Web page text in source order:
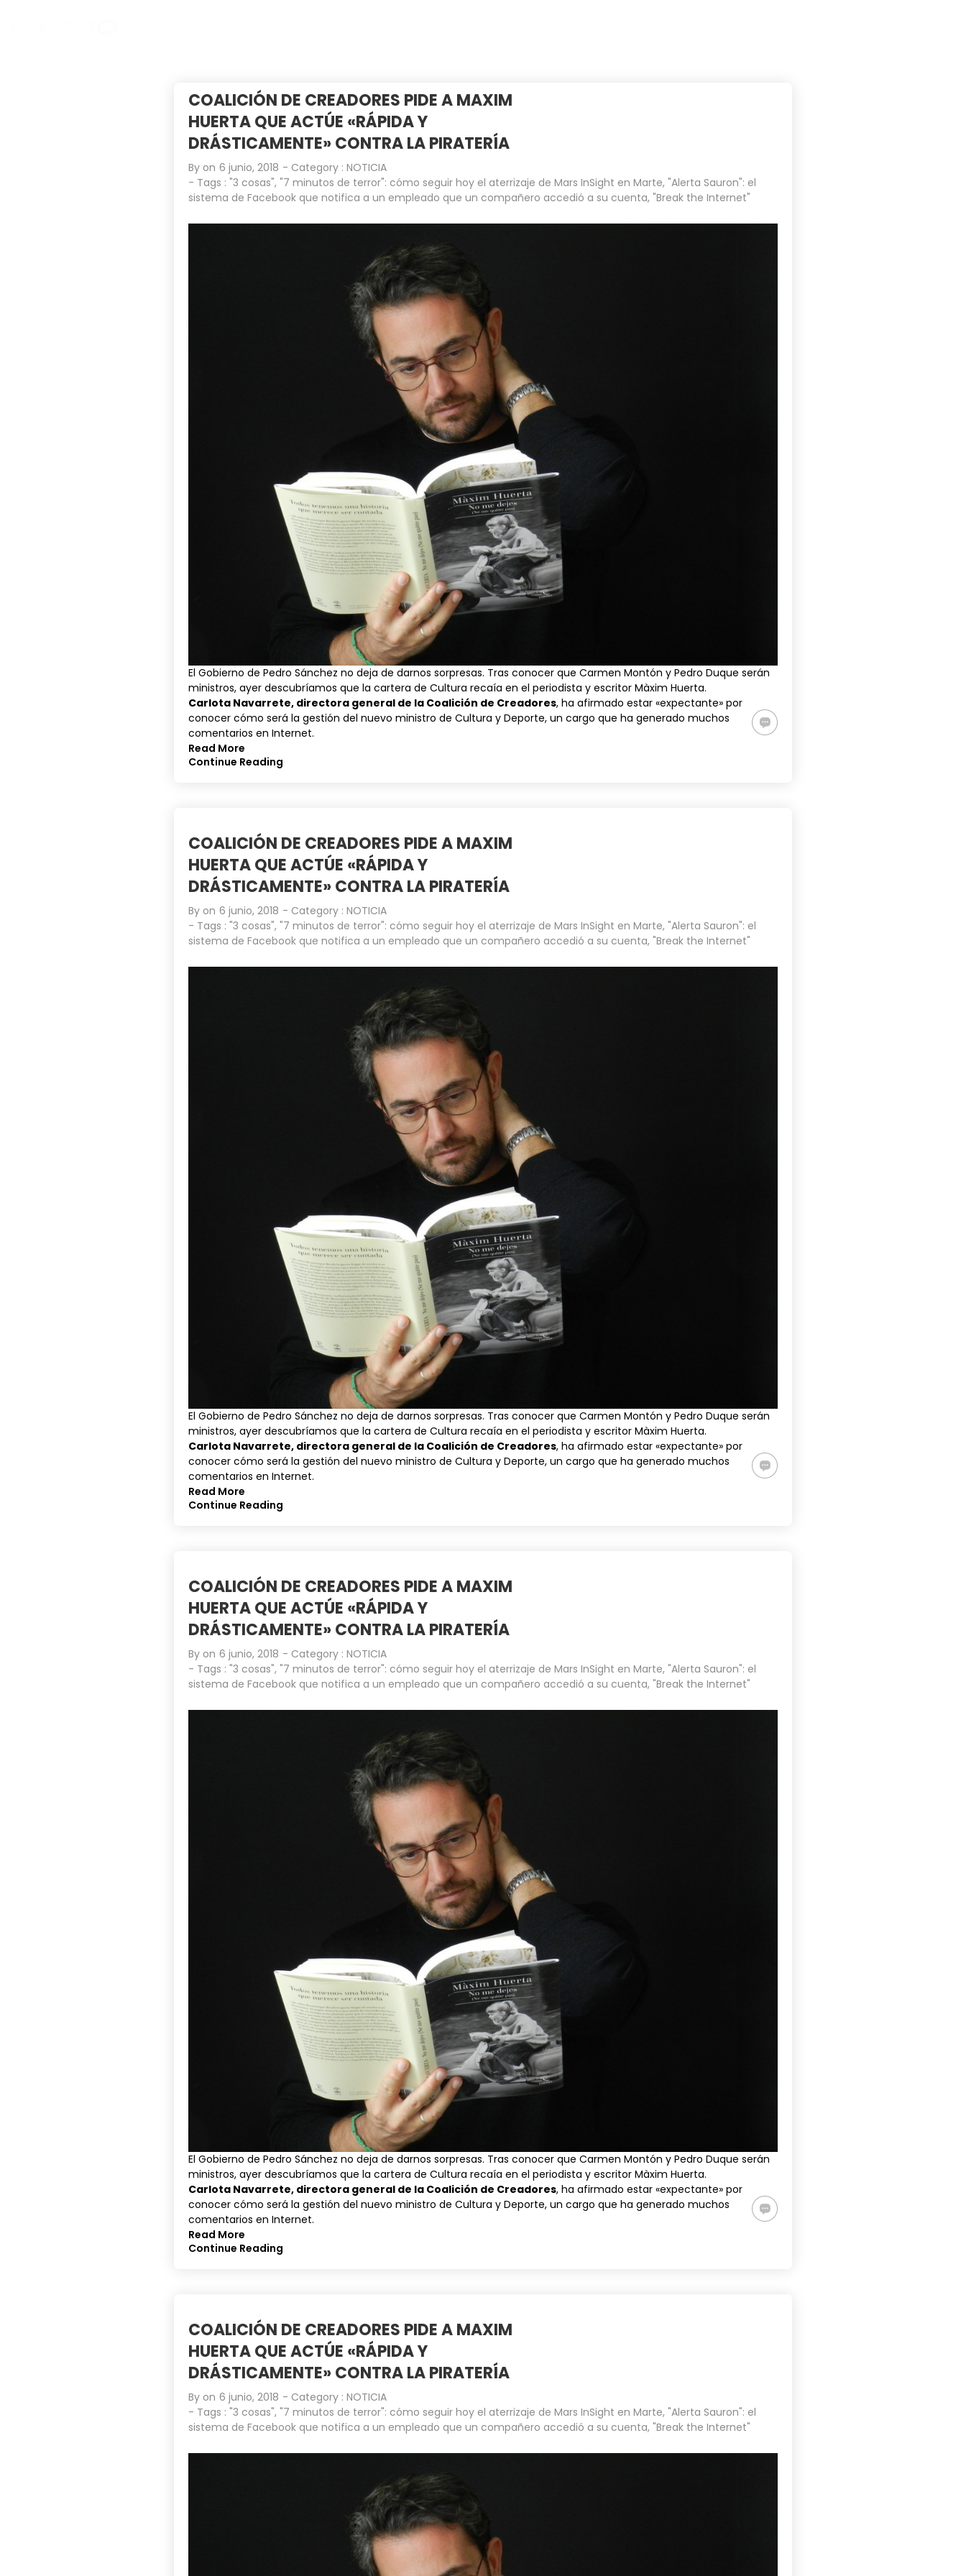
COALICIÓN DE CREADORES PIDE A MAXIM
HUERTA QUE ACTÚE «RÁPIDA Y
DRÁSTICAMENTE» CONTRA LA PIRATERÍA
By on 6 junio, 2018 - Category : NOTICIA
- Tags : "3 cosas", "7 minutos de terror": cómo seguir hoy el aterrizaje de Mars InSight en Marte, "Alerta Sauron": el
sistema de Facebook que notifica a un empleado que un compañero accedió a su cuenta, "Break the Internet"
El Gobierno de Pedro Sánchez no deja de darnos sorpresas. Tras conocer que Carmen Montón y Pedro Duque serán
ministros, ayer descubríamos que la cartera de Cultura recaía en el periodista y escritor Màxim Huerta.
Carlota Navarrete, directora general de la Coalición de Creadores, ha afirmado estar «expectante» por
conocer cómo será la gestión del nuevo ministro de Cultura y Deporte, un cargo que ha generado muchos
comentarios en Internet.
Read More
Continue Reading
COALICIÓN DE CREADORES PIDE A MAXIM
HUERTA QUE ACTÚE «RÁPIDA Y
DRÁSTICAMENTE» CONTRA LA PIRATERÍA
By on 6 junio, 2018 - Category : NOTICIA
- Tags : "3 cosas", "7 minutos de terror": cómo seguir hoy el aterrizaje de Mars InSight en Marte, "Alerta Sauron": el
sistema de Facebook que notifica a un empleado que un compañero accedió a su cuenta, "Break the Internet"
El Gobierno de Pedro Sánchez no deja de darnos sorpresas. Tras conocer que Carmen Montón y Pedro Duque serán
ministros, ayer descubríamos que la cartera de Cultura recaía en el periodista y escritor Màxim Huerta.
Carlota Navarrete, directora general de la Coalición de Creadores, ha afirmado estar «expectante» por
conocer cómo será la gestión del nuevo ministro de Cultura y Deporte, un cargo que ha generado muchos
comentarios en Internet.
Read More
Continue Reading
COALICIÓN DE CREADORES PIDE A MAXIM
HUERTA QUE ACTÚE «RÁPIDA Y
DRÁSTICAMENTE» CONTRA LA PIRATERÍA
By on 6 junio, 2018 - Category : NOTICIA
- Tags : "3 cosas", "7 minutos de terror": cómo seguir hoy el aterrizaje de Mars InSight en Marte, "Alerta Sauron": el
sistema de Facebook que notifica a un empleado que un compañero accedió a su cuenta, "Break the Internet"
El Gobierno de Pedro Sánchez no deja de darnos sorpresas. Tras conocer que Carmen Montón y Pedro Duque serán
ministros, ayer descubríamos que la cartera de Cultura recaía en el periodista y escritor Màxim Huerta.
Carlota Navarrete, directora general de la Coalición de Creadores, ha afirmado estar «expectante» por
conocer cómo será la gestión del nuevo ministro de Cultura y Deporte, un cargo que ha generado muchos
comentarios en Internet.
Read More
Continue Reading
COALICIÓN DE CREADORES PIDE A MAXIM
HUERTA QUE ACTÚE «RÁPIDA Y
DRÁSTICAMENTE» CONTRA LA PIRATERÍA
By on 6 junio, 2018 - Category : NOTICIA
- Tags : "3 cosas", "7 minutos de terror": cómo seguir hoy el aterrizaje de Mars InSight en Marte, "Alerta Sauron": el
sistema de Facebook que notifica a un empleado que un compañero accedió a su cuenta, "Break the Internet"